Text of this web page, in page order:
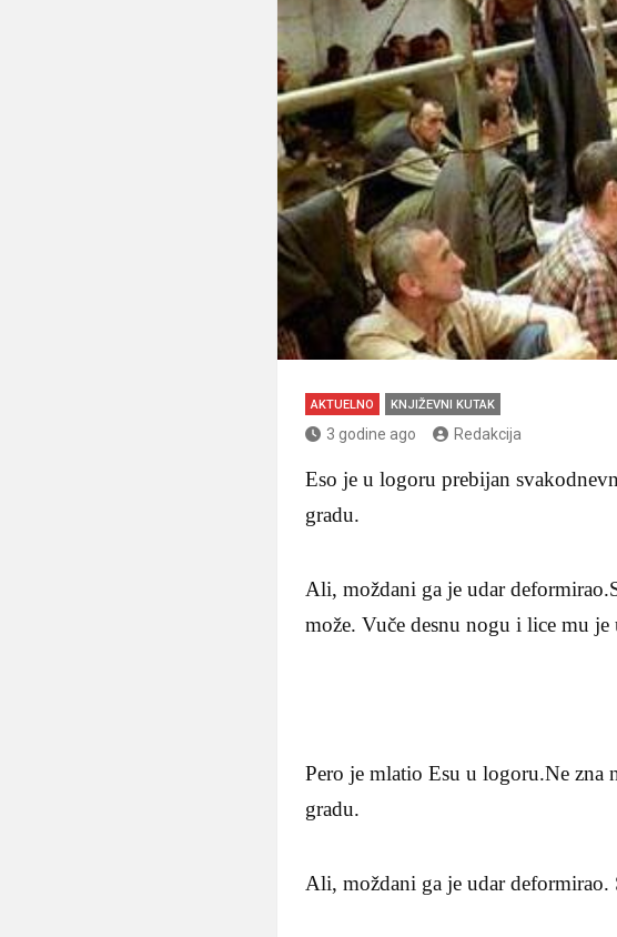
AKTUELNO KNJIŽEVNI KUTAK
3 godine ago Redakcija
Eso je u logoru prebijan
gradu.
Ali, moždani ga je udar
može. Vuče desnu nogu i lice mu
Pero je mlatio Esu u logoru.Ne zna
gradu.
Ali, moždani ga je udar deformirao.